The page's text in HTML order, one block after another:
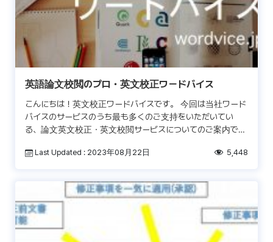
英語論文校閲のプロ・英文校正ワードバイス
こんにちは！英文校正ワードバイスです。 今回は当社ワード
バイスのサービスのうち最も多くのご支持をいただいてい
る、論文英文校正・英文校閲サービスについてのご案内で
文校 […]
Last Updated : 2023年08月22日 5,448